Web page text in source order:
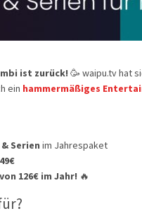
ist zurück! 🥳 waipu.tv hat
ein hammermäßiges
Serien im Jahrespaket
126€ im Jahr! 🔥